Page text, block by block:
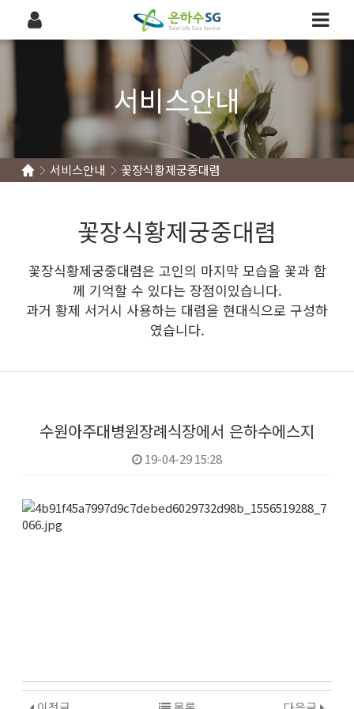
서비스안내
서비스안내 꽃장식황제궁중대렴
꽃장식황제궁중대렴
꽃장식황제궁중대렴은 고인의 마지막 모습을 꽃과 함
께 기억할 수 있다는 장점이있습니다.
과거 황제 서거시 사용하는 대렴을 현대식으로 구성하
였습니다.
수원아주대병원장례식장에서 은하수에스지
19-04-29 15:28
본문